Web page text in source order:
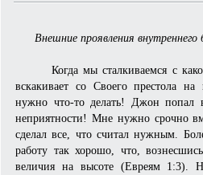
Внешние проявления внутреннего
Когда мы сталкиваемся с
вскакивает со Своего престола
нужно что-то делать! Джон попал
неприятности! Мне нужно срочно
сделал все, что считал нужным.
работу так хорошо, что,
величия на высоте (Евреям 1:3).